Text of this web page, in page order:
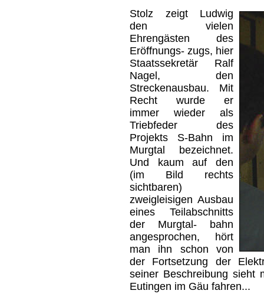
Stolz zeigt Ludwig
den vielen
Ehrengästen des
Eröffnungs- zugs, hier
Staatssekretär Ralf
Nagel, den
Streckenausbau. Mit
Recht wurde er
immer wieder als
Triebfeder des
Projekts S-Bahn im
Murgtal bezeichnet.
Und kaum auf den
(im Bild rechts
sichtbaren)
zweigleisigen Ausbau
eines Teilabschnitts
der Murgtal- bahn
angesprochen, hört
man ihn schon von
der Fortsetzung der
seiner Beschreibung sieht
Eutingen im Gäu fahren...